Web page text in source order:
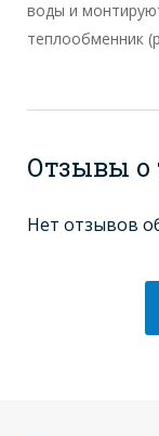
воды и
теплообменник
Отзывы о
Нет отзывов